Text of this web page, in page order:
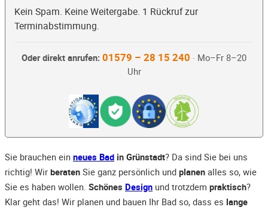
Kein Spam. Keine Weitergabe. 1 Rückruf zur
Terminabstimmung.
Oder direkt anrufen: 01579 – 28 15 240 · Mo–Fr 8–20
Uhr
Sie brauchen ein neues Bad in Grünstadt? Da sind Sie bei uns
richtig! Wir beraten Sie ganz persönlich und planen alles so, wie
Sie es haben wollen. Schönes Design und trotzdem praktisch?
Klar geht das! Wir planen und bauen Ihr Bad so, dass es lange